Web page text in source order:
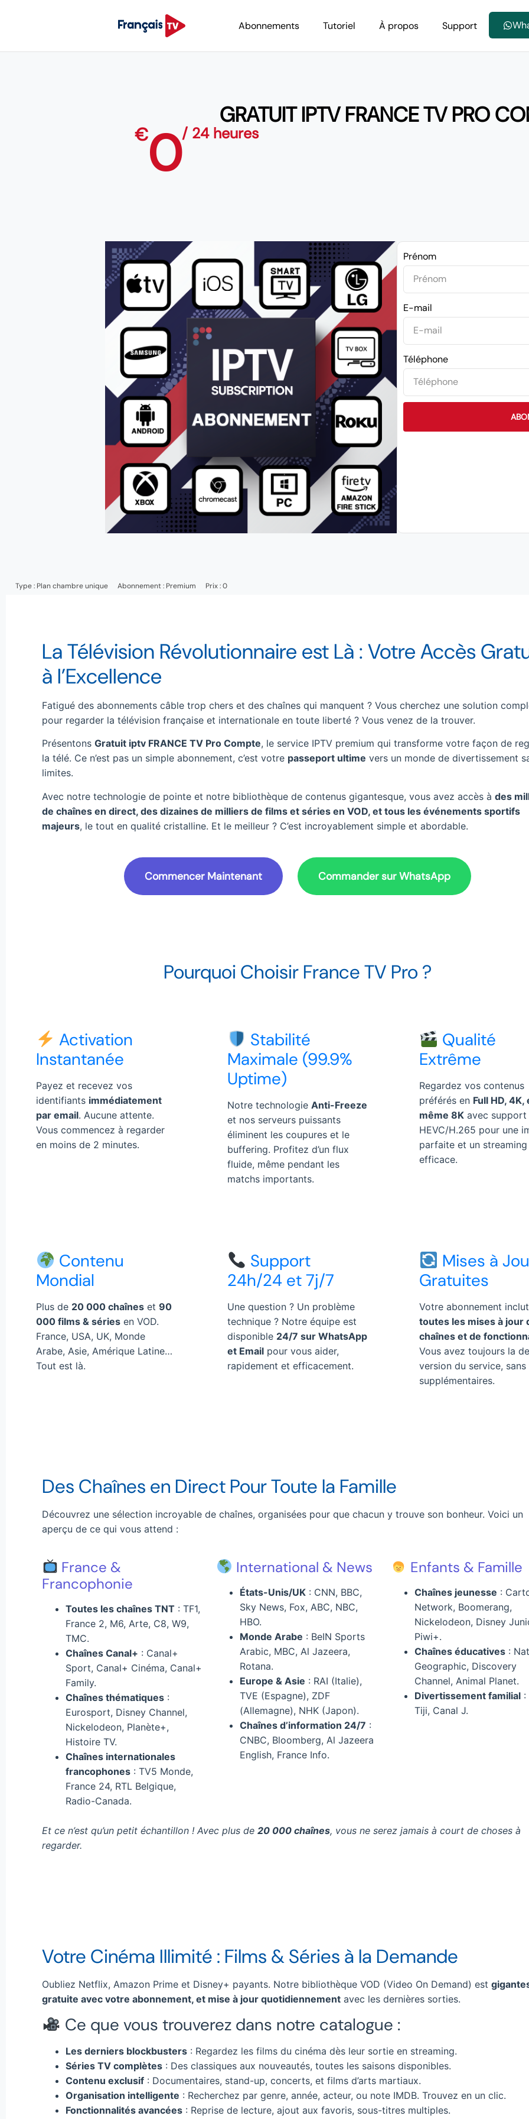
Abonnements Tutoriel À propos Support
GRATUIT IPTV FRANCE TV PRO
€0/ 24 heures
Prénom
E-mail
Téléphone
Type : Plan chambre unique Abonnement : Premium Prix : 0
La Télévision Révolutionnaire est Là : Votre Accès
à l’Excellence
Fatigué des abonnements câble trop chers et des chaînes qui manquent ? Vous cherchez une solution
pour regarder la télévision française et internationale en toute liberté ? Vous venez de la trouver.
Présentons Gratuit iptv FRANCE TV Pro Compte, le service IPTV premium qui transforme votre façon de
la télé. Ce n’est pas un simple abonnement, c’est votre passeport ultime vers un monde de divertissement
limites.
Avec notre technologie de pointe et notre bibliothèque de contenus gigantesque, vous avez accès à des
de chaînes en direct, des dizaines de milliers de films et séries en VOD, et tous les événements sportifs
majeurs, le tout en qualité cristalline. Et le meilleur ? C’est incroyablement simple et abordable.
Commencer Maintenant Commander sur WhatsApp
Pourquoi Choisir France TV Pro ?
Activation
Instantanée
Payez et recevez vos
identifiants immédiatement
par email. Aucune attente.
Vous commencez à regarder
en moins de 2 minutes.
Stabilité
Maximale (99.9%
Uptime)
Notre technologieAnti-Freeze
et nos serveurs puissants
éliminent les coupures et le
buffering. Profitez d’un flux
fluide, même pendant les
matchs importants.
Qualité
Extrême
Regardez vos contenus
préférés en Full HD, 4K,
même 8Kavec support
HEVC/H.265 pour une
parfaite et un streaming
efficace.
Contenu
Mondial
Plus de 20 000 chaînes et 90
000 films & séries en VOD.
France, USA, UK, Monde
Arabe, Asie, Amérique Latine…
Tout est là.
Support
24h/24 et 7j/7
Une question ? Un problème
technique ? Notre équipe est
disponible 24/7 sur WhatsApp
et Email pour vous aider,
rapidement et efficacement.
Mises à
Gratuites
Votre abonnement inclut
toutes les mises à jour
chaînes et de
Vous avez toujours la
version du service, sans
supplémentaires.
Des Chaînes en Direct Pour Toute la Famille
Découvrez une sélection incroyable de chaînes, organisées pour que chacun y trouve son bonheur. Voici un
aperçu de ce qui vous attend :
France &
Francophonie
Toutes les chaînes TNT : TF1,
France 2, M6, Arte, C8, W9,
TMC.
Chaînes Canal+ : Canal+
Sport, Canal+ Cinéma, Canal+
Family.
Chaînes thématiques :
Eurosport, Disney Channel,
Nickelodeon, Planète+,
Histoire TV.
Chaînes internationales
francophones : TV5 Monde,
France 24, RTL Belgique,
Radio-Canada.
International & News
États-Unis/UK : CNN, BBC,
Sky News, Fox, ABC, NBC,
HBO.
Monde Arabe : BeIN Sports
Arabic, MBC, Al Jazeera,
Rotana.
Europe & Asie : RAI (Italie),
TVE (Espagne), ZDF
(Allemagne), NHK (Japon).
Chaînes d’information 24/7 :
CNBC, Bloomberg, Al Jazeera
English, France Info.
Enfants & Famille
Chaînes jeunesse :
Network, Boomerang,
Nickelodeon, Disney
Piwi+.
Chaînes éducatives:
Geographic, Discovery
Channel, Animal Planet.
Divertissement familial:
Tiji, Canal J.
Et ce n’est qu’un petit échantillon ! Avec plus de 20 000 chaînes, vous ne serez jamais à court de choses à
regarder.
Votre Cinéma Illimité : Films & Séries à la Demande
Oubliez Netflix, Amazon Prime et Disney+ payants. Notre bibliothèque VOD (Video On Demand) est
gratuite avec votre abonnement, et mise à jour quotidiennement avec les dernières sorties.
Ce que vous trouverez dans notre catalogue :
Les derniers blockbusters : Regardez les films du cinéma dès leur sortie en streaming.
Séries TV complètes : Des classiques aux nouveautés, toutes les saisons disponibles.
Contenu exclusif : Documentaires, stand-up, concerts, et films d’arts martiaux.
Organisation intelligente : Recherchez par genre, année, acteur, ou note IMDB. Trouvez en un clic.
Fonctionnalités avancées : Reprise de lecture, ajout aux favoris, sous-titres multiples.